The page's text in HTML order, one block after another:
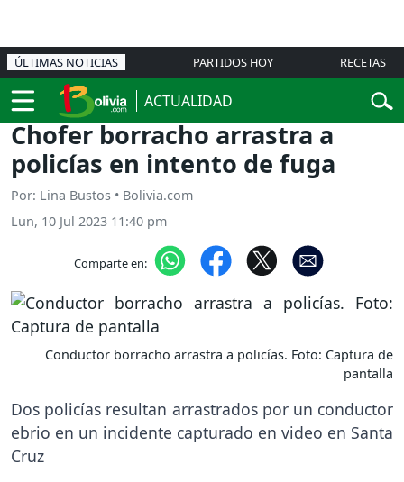
ÚLTIMAS NOTICIAS PARTIDOS HOY RECETAS
ACTUALIDAD
Chofer borracho arrastra a
policías en intento de fuga
Por: Lina Bustos • Bolivia.com
Lun, 10 Jul 2023 11:40 pm
Comparte en:
Conductor borracho arrastra a policías. Foto: Captura de
pantalla
Dos policías resultan arrastrados por un conductor
ebrio en un incidente capturado en video en Santa
Cruz